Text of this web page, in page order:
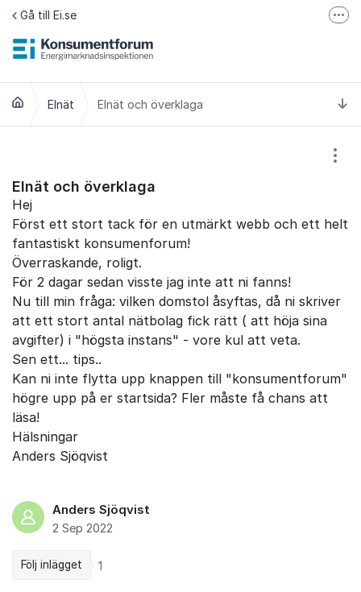
Hoppa till innehåll
Gå till Ei.se
Jämför elavtal på Elpriskollen.se
Elnät Elnät och överklaga
Elnät och överklaga
Hej
Först ett stort tack för en utmärkt webb och ett helt
fantastiskt konsumenforum!
Överraskande, roligt.
För 2 dagar sedan visste jag inte att ni fanns!
Nu till min fråga: vilken domstol åsyftas, då ni skriver
att ett stort antal nätbolag fick rätt ( att höja sina
avgifter) i "högsta instans" - vore kul att veta.
Sen ett... tips..
Kan ni inte flytta upp knappen till "konsumentforum"
högre upp på er startsida? Fler måste få chans att
läsa!
Hälsningar
Anders Sjöqvist
Anders Sjöqvist
2 Sep 2022
Följ inlägget 1